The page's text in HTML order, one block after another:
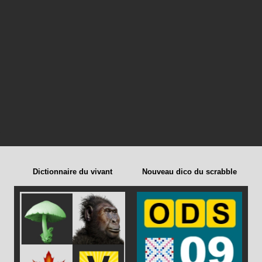
Dictionnaire du vivant Nouveau dico du scrabble